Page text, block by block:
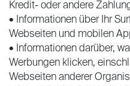
Kredit- oder andere
• Informationen über Ihr
Webseiten und mobilen
• Informationen darüber,
Werbungen klicken,
Webseiten anderer